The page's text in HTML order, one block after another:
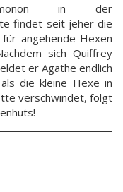
in der
findet seit jeher die
angehende Hexen
sich Quiffrey
er Agathe endlich
die kleine Hexe in
verschwindet, folgt